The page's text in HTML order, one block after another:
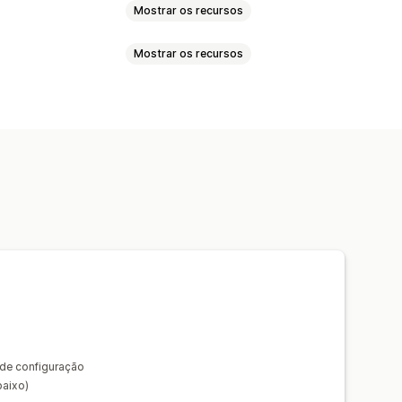
Mostrar os recursos
Mostrar os recursos
configuração